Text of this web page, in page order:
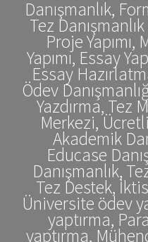
Danışmanlık,
Tez
Proje Yapımı,
Yapımı, Essay
Essay
Ödev
Yazdırma, Tez
Merkezi, Ücretli
Akademik
Educase
Danışmanlık,
Tez Destek,
Üniversite ödev
yaptırma,
yaptırma,